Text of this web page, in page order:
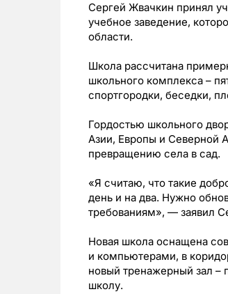
Сергей Жвачкин принял
учебное заведение,
области.
Школа рассчитана
школьного комплекса –
спортгородки, беседки,
Гордостью школьного
Азии, Европы и Северной
превращению села в сад.
«Я считаю, что такие
день и на два. Нужно
требованиям», — заявил
Новая школа оснащена
и компьютерами, в
новый тренажерный зал –
школу.